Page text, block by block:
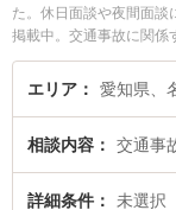
た。休日面談や夜間面談
掲載中。交通事故に関係
分野での絞り込み検索も
雄弁護士のプロフィー
な近くの弁護士を検索
談できる名古屋市瑞穂区
さんにおすすめです。
エリア 愛知県、
相談内容 交通事
詳細条件 未選択